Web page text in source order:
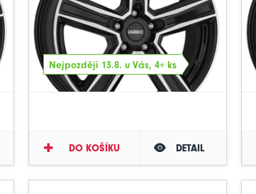
Nejpozději 13.8. u Vás, 4+ ks
DO KOŠÍKU DETAIL